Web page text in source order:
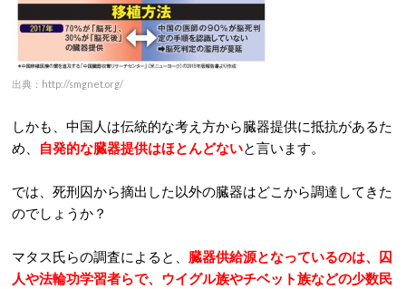
出典：http://smgnet.org/
しかも、中国人は伝統的な考え方から臓器提供に抵抗があるた
め、
自発的な臓器提供はほとんどないと言います。
では、死刑囚から摘出した以外の臓器はどこから調達してきた
のでしょうか？
マタス氏らの調査によると、 臓器供給源となっているのは、囚
人や法輪功学習者らで、ウイグル族やチベット族などの少数民